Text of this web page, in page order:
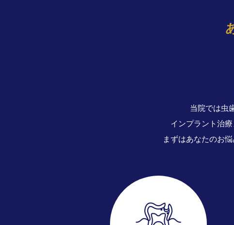
当院では虫
インプラント治
まずはあなたのお